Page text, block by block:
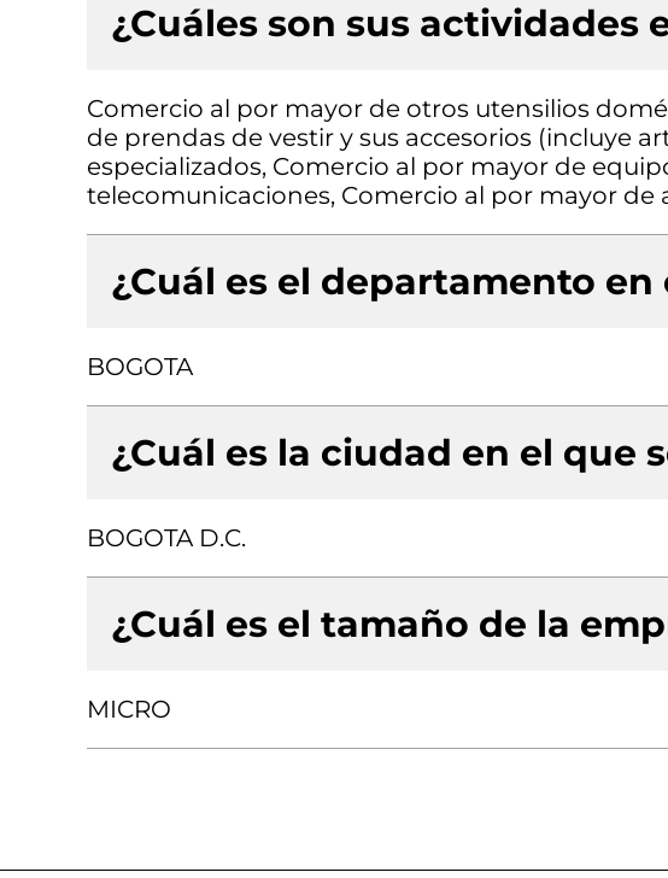
¿Cuáles son sus actividades
Comercio al por mayor de otros utensilios
de prendas de vestir y sus accesorios (incluye
especializados, Comercio al por mayor de
telecomunicaciones, Comercio al por mayor
¿Cuál es el departamento en
BOGOTA
¿Cuál es la ciudad en el que
BOGOTA D.C.
¿Cuál es el tamaño de la
MICRO